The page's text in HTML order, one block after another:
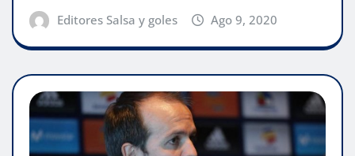
Editores Salsa y goles Ago 9, 2020